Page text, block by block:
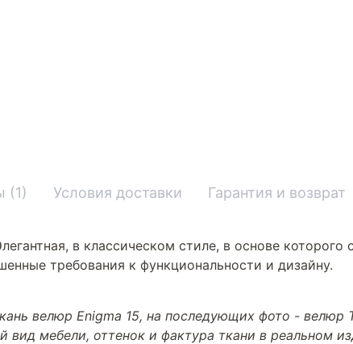
(1) Условия доставки Гарантия и возврат
в классическом стиле, в основе
требования к функциональности и дизайну.
велюр Enigma 15, на последующих фото -
мебели, оттенок и фактура ткани в реальном